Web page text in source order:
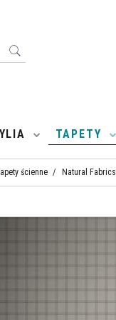
TAPETY
ścienne / Natural Fabrics